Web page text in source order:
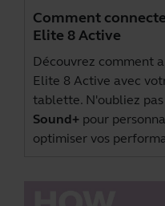
Comment
Elite 8 Active
Découvrez comment
Elite 8 Active avec
tablette. N'oubliez
Sound+ pour
optimiser vos